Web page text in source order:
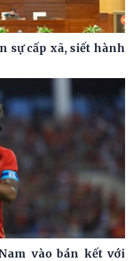
sự cấp xã, siết hành
vào bán kết với